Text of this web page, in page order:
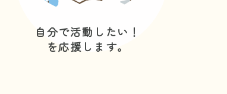
自分で活動したい！
を応援します。